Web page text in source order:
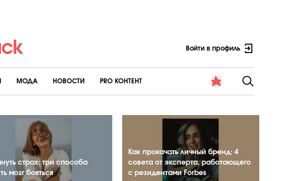
Войти в профиль
МОДА НОВОСТИ PRO КОНТЕНТ
страх: три способа
мозг бояться
Как прокачать личный бренд: 4
совета от эксперта, работающего
с резидентами Forbes